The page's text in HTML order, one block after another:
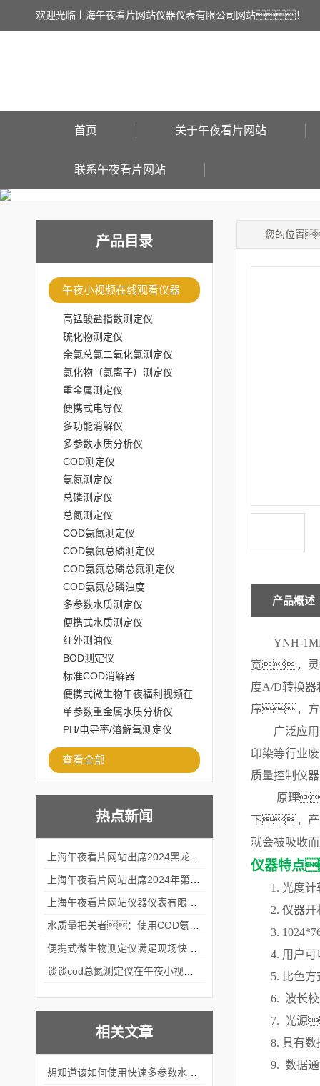
欢迎光临上海午夜看片网站仪器仪表有限公司网站！
首页 关于午夜看片网站
联系午夜看片网站
产品目录
午夜小视频在线观看仪器
高锰酸盐指数测定仪
硫化物测定仪
余氯总氯二氧化氯测定仪
氯化物（氯离子）测定仪
重金属测定仪
便携式电导仪
多功能消解仪
多参数水质分析仪
COD测定仪
氨氮测定仪
总磷测定仪
总氮测定仪
COD氨氮测定仪
COD氨氮总磷测定仪
COD氨氮总磷总氮测定仪
COD氨氮总磷浊度
多参数水质测定仪
便携式水质测定仪
红外测油仪
BOD测定仪
标准COD消解器
便携式微生物午夜福利视频在
线观看
单参数重金属水质分析仪
PH/电导率/溶解氧测定仪
查看全部
热点新闻
相关文章
您的位置
产品概述
YNH-
宽，
度A/D转换器
序，
广泛应
印染等行业
质量控制仪
原理
下，产
就会被吸收
仪器特
1. 光度
2. 仪器开
3.
4. 用户可
5. 比色
6. 波长
7. 光源
8. 具有
9. 数据